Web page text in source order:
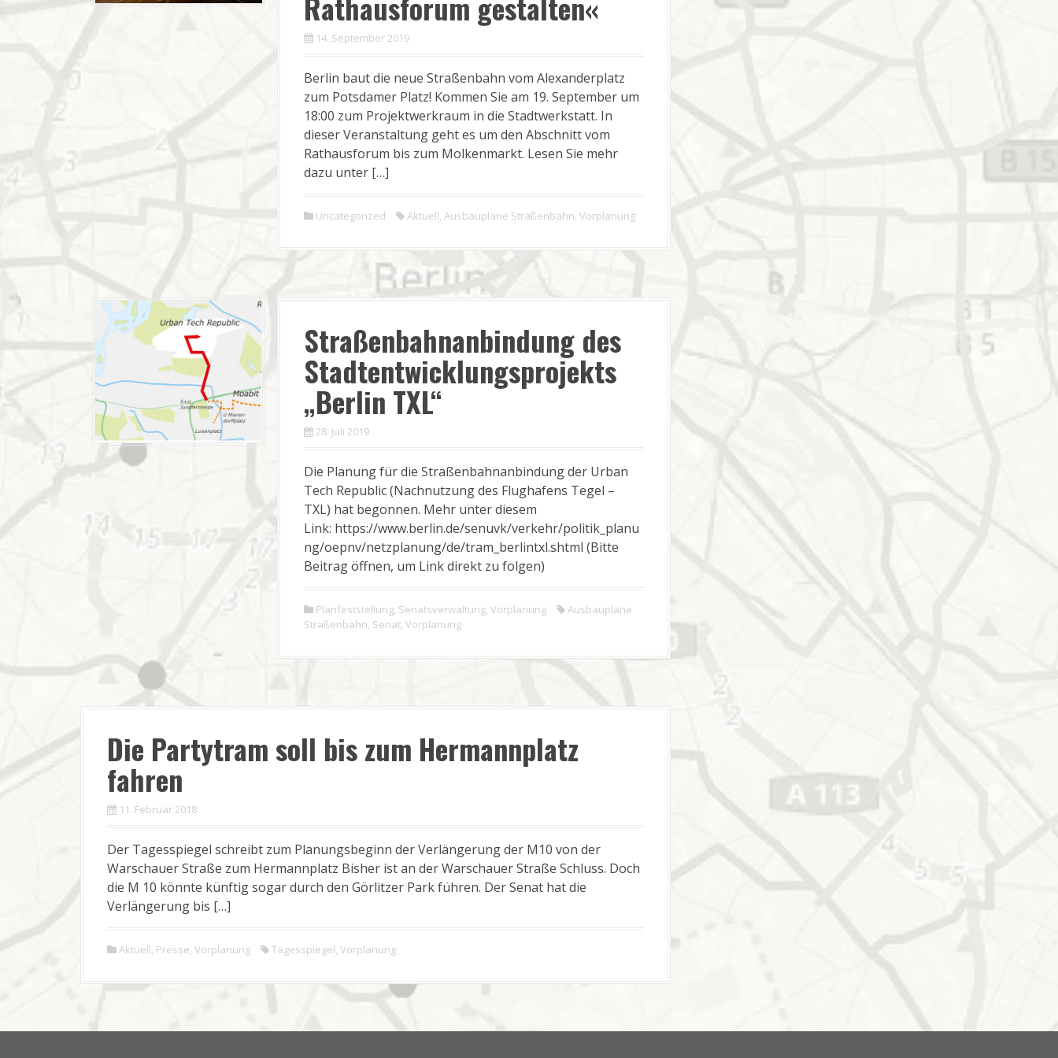
14. September 2019
Berlin baut die neue Straßenbahn vom Alexanderplatz
zum Potsdamer Platz! Kommen Sie am 19. September um
18:00 zum Projektwerkraum in die Stadtwerkstatt. In
dieser Veranstaltung geht es um den Abschnitt vom
Rathausforum bis zum Molkenmarkt. Lesen Sie mehr
dazu unter […]
Uncategorized Aktuell, Ausbaupläne Straßenbahn, Vorplanung
Straßenbahn­anbindung des
Stadtent­wicklungs­projekts
„Berlin TXL“
28. Juli 2019
Die Planung für die Straßenbahnanbindung der Urban
Tech Republic (Nachnutzung des Flughafens Tegel –
TXL) hat begonnen. Mehr unter diesem
Link: https://www.berlin.de/senuvk/verkehr/politik_planu
ng/oepnv/netzplanung/de/tram_berlintxl.shtml (Bitte
Beitrag öffnen, um Link direkt zu folgen)
Planfeststellung, Senatsverwaltung, Vorplanung
Ausbaupläne
Straßenbahn, Senat, Vorplanung
Die Partytram soll bis zum Hermannplatz
fahren
11. Februar 2018
Der Tagesspiegel schreibt zum Planungsbeginn der Verlängerung der M10 von der
Warschauer Straße zum Hermannplatz Bisher ist an der Warschauer Straße Schluss. Doch
die M 10 könnte künftig sogar durch den Görlitzer Park führen. Der Senat hat die
Verlängerung bis […]
Aktuell, Presse, Vorplanung Tagesspiegel, Vorplanung